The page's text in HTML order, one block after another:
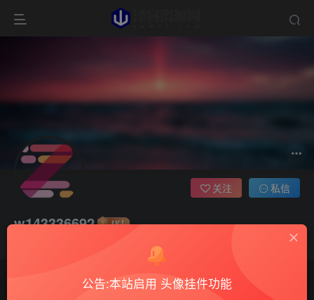
w143336692
关注 私信
0 评论1 版块0 帖子0 粉丝0
公告:本站启用 头像挂件功能